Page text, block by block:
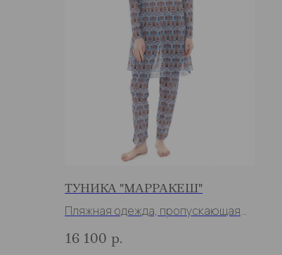
ТУНИКА "МАРРАКЕШ"
Пляжная одежда, пропускающая
16 100 р.